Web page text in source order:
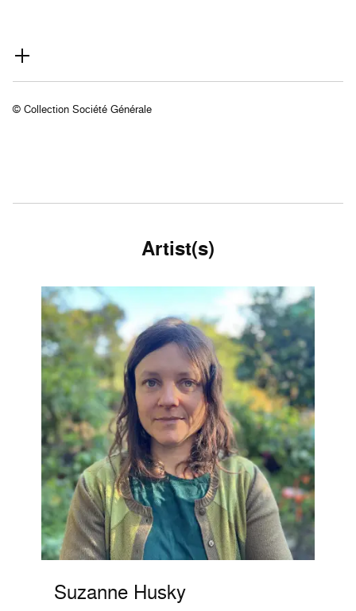
© Collection Société Générale
Artist(s)
Suzanne Husky